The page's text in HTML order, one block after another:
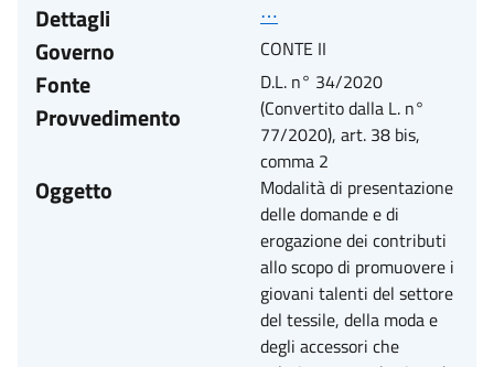
Dettagli
⋯
Governo CONTE II
Fonte
Provvedimento
D.L. n° 34/2020
(Convertito dalla L. n°
77/2020), art. 38 bis,
comma 2
Oggetto
Modalità di presentazione
delle domande e di
erogazione dei contributi
allo scopo di promuovere i
giovani talenti del settore
del tessile, della moda e
degli accessori che